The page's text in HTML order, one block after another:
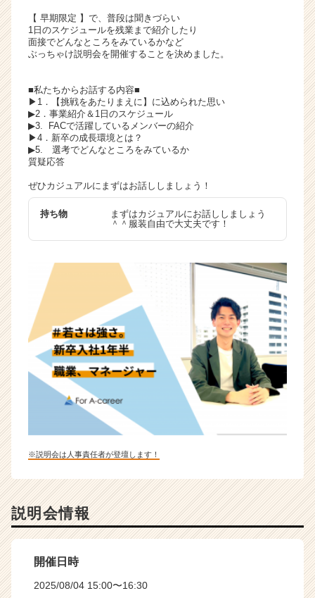
e
r）
【 早期限定 】で、普段は聞きづらい
1日のスケジュールを残業まで紹介したり
面接でどんなところをみているかなど
ぶっちゃけ説明会を開催することを決めました。
■私たちからお話する内容■
▶︎1．【挑戦をあたりまえに】に込められた思い
▶︎2．事業紹介＆1日のスケジュール
▶︎3. FACで活躍しているメンバーの紹介
▶︎4．新卒の成長環境とは？
▶︎5. 選考でどんなところをみているか
質疑応答
ぜひカジュアルにまずはお話ししましょう！
持ち物
まずはカジュアルにお話ししましょう
＾＾服装自由で大丈夫です！
※説明会は人事責任者が登壇します！
説明会情報
開催日時
2025/08/04 15:00〜16:30